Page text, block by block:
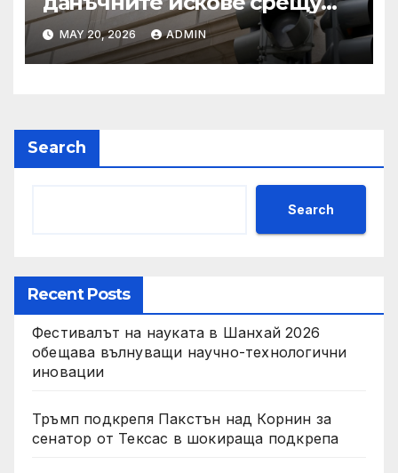
Тръмп „завинаги“ в
сделката за съдебно дело с
IRS
MAY 20, 2026 ADMIN
Search
Search
Recent Posts
Фестивалът на науката в Шанхай 2026
обещава вълнуващи научно-технологични
иновации
Тръмп подкрепя Пакстън над Корнин за
сенатор от Тексас в шокираща подкрепа